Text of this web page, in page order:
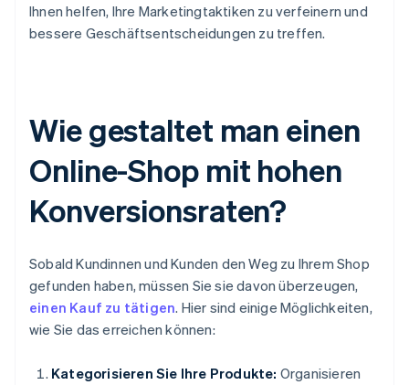
Ihnen helfen, Ihre Marketingtaktiken zu verfeinern und
bessere Geschäftsentscheidungen zu treffen.
Wie gestaltet man einen
Online-Shop mit hohen
Konversionsraten?
Sobald Kundinnen und Kunden den Weg zu Ihrem Shop
gefunden haben, müssen Sie sie davon überzeugen,
einen Kauf zu tätigen. Hier sind einige Möglichkeiten,
wie Sie das erreichen können:
Kategorisieren Sie Ihre Produkte: Organisieren